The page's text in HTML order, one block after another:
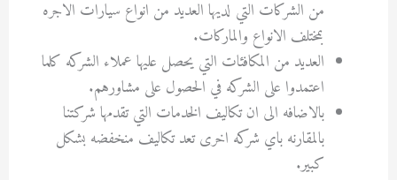
من الشركات التي لديها العديد من انواع سيارات الاجره
بمختلف الانواع والماركات.
العديد من المكافئات التي يحصل عليها عملاء الشركه كلما
اعتمدوا على الشركه في الحصول على مشاورهم.
بالاضافه الى ان تكاليف الخدمات التي تقدمها شركتنا
بالمقارنه باي شركه اخرى تعد تكاليف منخفضه بشكل
كبير.